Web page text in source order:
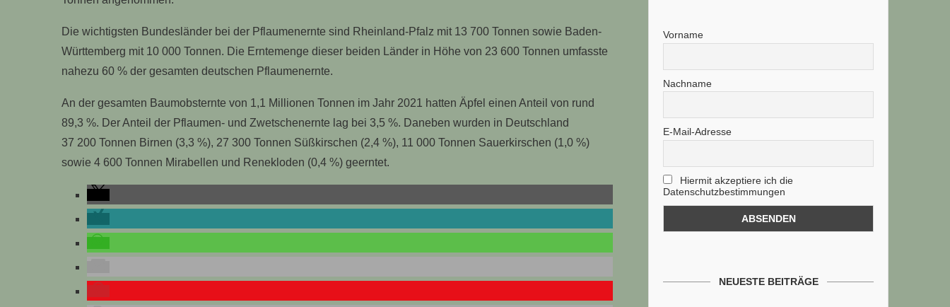
Die wichtigsten Bundesländer bei der Pflaumenernte sind Rheinland-Pfalz mit 13 700 Tonnen sowie Baden-
Württemberg mit 10 000 Tonnen. Die Erntemenge dieser beiden Länder in Höhe von 23 600 Tonnen umfasste
nahezu 60 % der gesamten deutschen Pflaumenernte.
An der gesamten Baumobsternte von 1,1 Millionen Tonnen im Jahr 2021 hatten Äpfel einen Anteil von rund
89,3 %. Der Anteil der Pflaumen- und Zwetschenernte lag bei 3,5 %. Daneben wurden in Deutschland
37 200 Tonnen Birnen (3,3 %), 27 300 Tonnen Süßkirschen (2,4 %), 11 000 Tonnen Sauerkirschen (1,0 %)
sowie 4 600 Tonnen Mirabellen und Renekloden (0,4 %) geerntet.
Vorname
Nachname
E-Mail-Adresse
Hiermit akzeptiere ich die
Datenschutzbestimmungen
NEUESTE BEITRÄGE